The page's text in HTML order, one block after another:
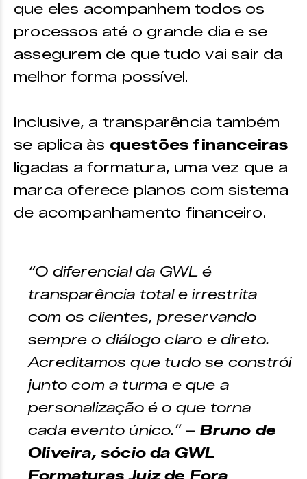
que eles acompanhem todos os
processos até o grande dia e se
assegurem de que tudo vai sair da
melhor forma possível.
Inclusive, a transparência também
se aplica às questões financeiras
ligadas a formatura, uma vez que a
marca oferece planos com sistema
de acompanhamento financeiro.
“O diferencial da GWL é
transparência total e irrestrita
com os clientes, preservando
sempre o diálogo claro e direto.
Acreditamos que tudo se constrói
junto com a turma e que a
personalização é o que torna
cada evento único.” –Bruno de
Oliveira, sócio da GWL
Formaturas Juiz de Fora